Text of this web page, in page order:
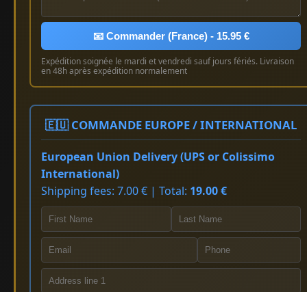
📧 Commander (France) - 15.95 €
Expédition soignée le mardi et vendredi sauf jours fériés. Livraison
en 48h après expédition normalement
🇪🇺 COMMANDE EUROPE / INTERNATIONAL
European Union Delivery (UPS or Colissimo
International)
Shipping fees: 7.00 € | Total: 19.00 €